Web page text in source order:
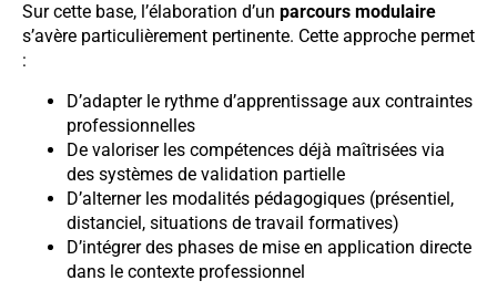
Sur cette base, l’élaboration d’un parcours modulaire
s’avère particulièrement pertinente. Cette approche permet
:
D’adapter le rythme d’apprentissage aux contraintes
professionnelles
De valoriser les compétences déjà maîtrisées via
des systèmes de validation partielle
D’alterner les modalités pédagogiques (présentiel,
distanciel, situations de travail formatives)
D’intégrer des phases de mise en application directe
dans le contexte professionnel